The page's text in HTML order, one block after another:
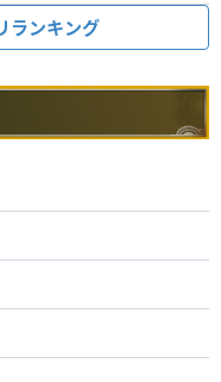
ランキング